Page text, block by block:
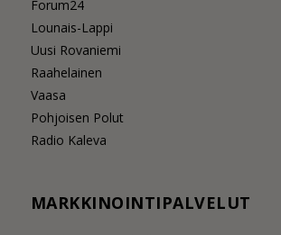
Forum24
Lounais-Lappi
Uusi Rovaniemi
Raahelainen
Vaasa
Pohjoisen Polut
Radio Kaleva
MARKKINOINTIPALVELUT